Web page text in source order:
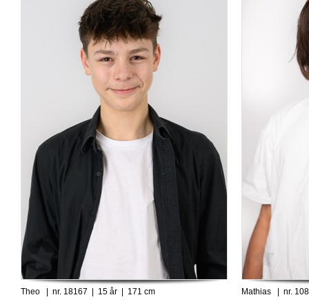
Theo | nr. 18167 | 15 år | 171 cm Mathias | nr.